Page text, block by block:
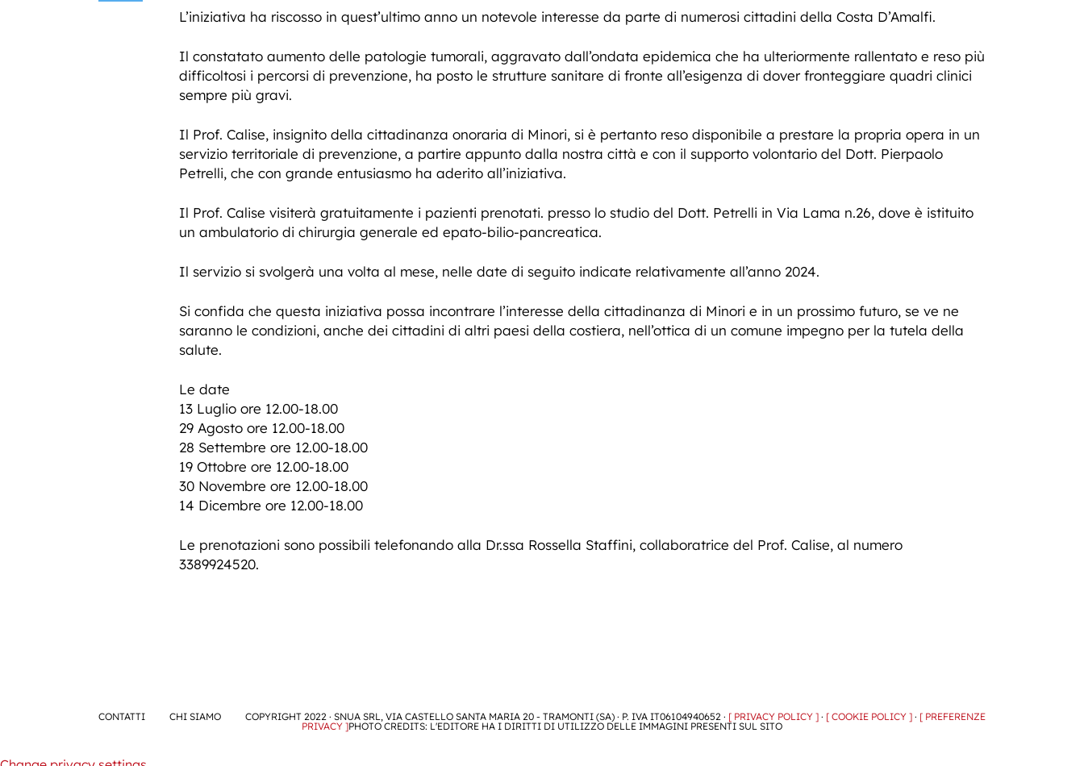
L’iniziativa ha riscosso in quest’ultimo anno un notevole interesse da parte di numerosi cittadini della Costa D’Amalfi.
Il constatato aumento delle patologie tumorali, aggravato dall’ondata epidemica che ha ulteriormente rallentato e reso più
difficoltosi i percorsi di prevenzione, ha posto le strutture sanitare di fronte all’esigenza di dover fronteggiare quadri clinici
sempre più gravi.
Il Prof. Calise, insignito della cittadinanza onoraria di Minori, si è pertanto reso disponibile a prestare la propria opera in un
servizio territoriale di prevenzione, a partire appunto dalla nostra città e con il supporto volontario del Dott. Pierpaolo
Petrelli, che con grande entusiasmo ha aderito all’iniziativa.
Il Prof. Calise visiterà gratuitamente i pazienti prenotati. presso lo studio del Dott. Petrelli in Via Lama n.26, dove è istituito
un ambulatorio di chirurgia generale ed epato-bilio-pancreatica.
Il servizio si svolgerà una volta al mese, nelle date di seguito indicate relativamente all’anno 2024.
Si confida che questa iniziativa possa incontrare l’interesse della cittadinanza di Minori e in un prossimo futuro, se ve ne
saranno le condizioni, anche dei cittadini di altri paesi della costiera, nell’ottica di un comune impegno per la tutela della
salute.
Le date
13 Luglio ore 12.00-18.00
29 Agosto ore 12.00-18.00
28 Settembre ore 12.00-18.00
19 Ottobre ore 12.00-18.00
30 Novembre ore 12.00-18.00
14 Dicembre ore 12.00-18.00
Le prenotazioni sono possibili telefonando alla Dr.ssa Rossella Staffini, collaboratrice del Prof. Calise, al numero
3389924520.
CONTATTI CHI SIAMO COPYRIGHT 2022 · SNUA SRL, VIA CASTELLO SANTA MARIA 20 - TRAMONTI (SA) · P. IVA IT06104940652 · [ PRIVACY POLICY ] · [ COOKIE POLICY ] · [ PREFERENZE
PRIVACY ]PHOTO CREDITS: L'EDITORE HA I DIRITTI DI UTILIZZO DELLE IMMAGINI PRESENTI SUL SITO